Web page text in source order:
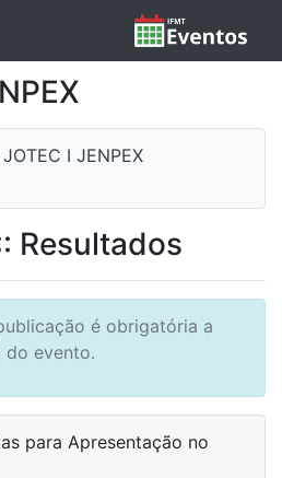
I JENPEX
Resultados
é obrigatória a
do evento.
para Apresentação no